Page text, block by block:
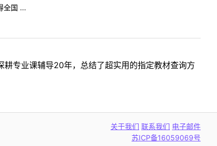
全国 ...
专业课辅导20年，总结了超实用的指定教材查询方
关于我们 联系我们 电子邮件
苏ICP备16059069号